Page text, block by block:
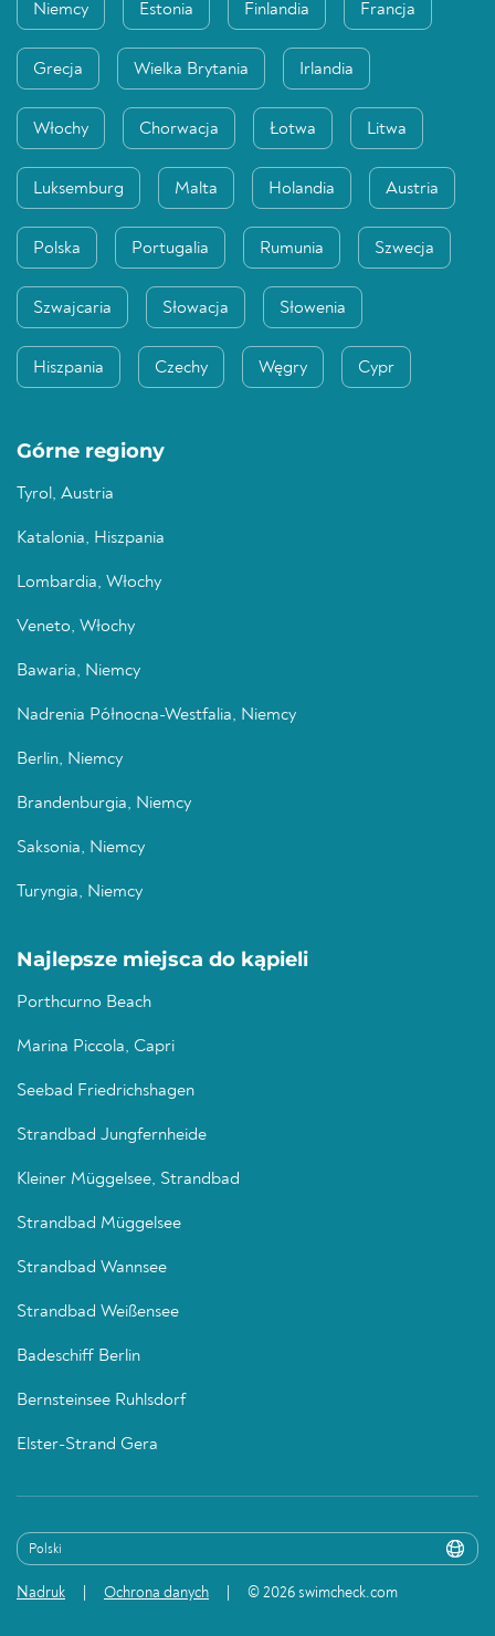
Niemcy Estonia Finlandia Francja
Grecja Wielka Brytania Irlandia
Włochy Chorwacja Łotwa Litwa
Luksemburg Malta Holandia Austria
Polska Portugalia Rumunia Szwecja
Szwajcaria Słowacja Słowenia
Hiszpania Czechy Węgry Cypr
Górne regiony
Tyrol, Austria
Katalonia, Hiszpania
Lombardia, Włochy
Veneto, Włochy
Bawaria, Niemcy
Nadrenia Północna-Westfalia, Niemcy
Berlin, Niemcy
Brandenburgia, Niemcy
Saksonia, Niemcy
Turyngia, Niemcy
Najlepsze miejsca do kąpieli
Porthcurno Beach
Marina Piccola, Capri
Seebad Friedrichshagen
Strandbad Jungfernheide
Kleiner Müggelsee, Strandbad
Strandbad Müggelsee
Strandbad Wannsee
Strandbad Weißensee
Badeschiff Berlin
Bernsteinsee Ruhlsdorf
Elster-Strand Gera
Nadruk Ochrona danych © 2026 swimcheck.com